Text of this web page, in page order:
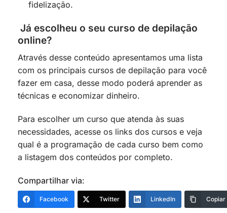
fidelização.
Já escolheu o seu curso de depilação
online?
Através desse conteúdo apresentamos uma lista
com os principais cursos de depilação para você
fazer em casa, desse modo poderá aprender as
técnicas e economizar dinheiro.
Para escolher um curso que atenda às suas
necessidades, acesse os links dos cursos e veja
qual é a programação de cada curso bem como
a listagem dos conteúdos por completo.
Compartilhar via:
Facebook Twitter LinkedIn Copiar